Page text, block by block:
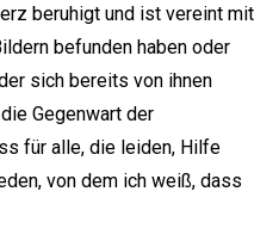
beruhigt und ist vereint mit
befunden haben oder
sich bereits von ihnen
Gegenwart der
für alle, die leiden, Hilfe
von dem ich weiß, dass